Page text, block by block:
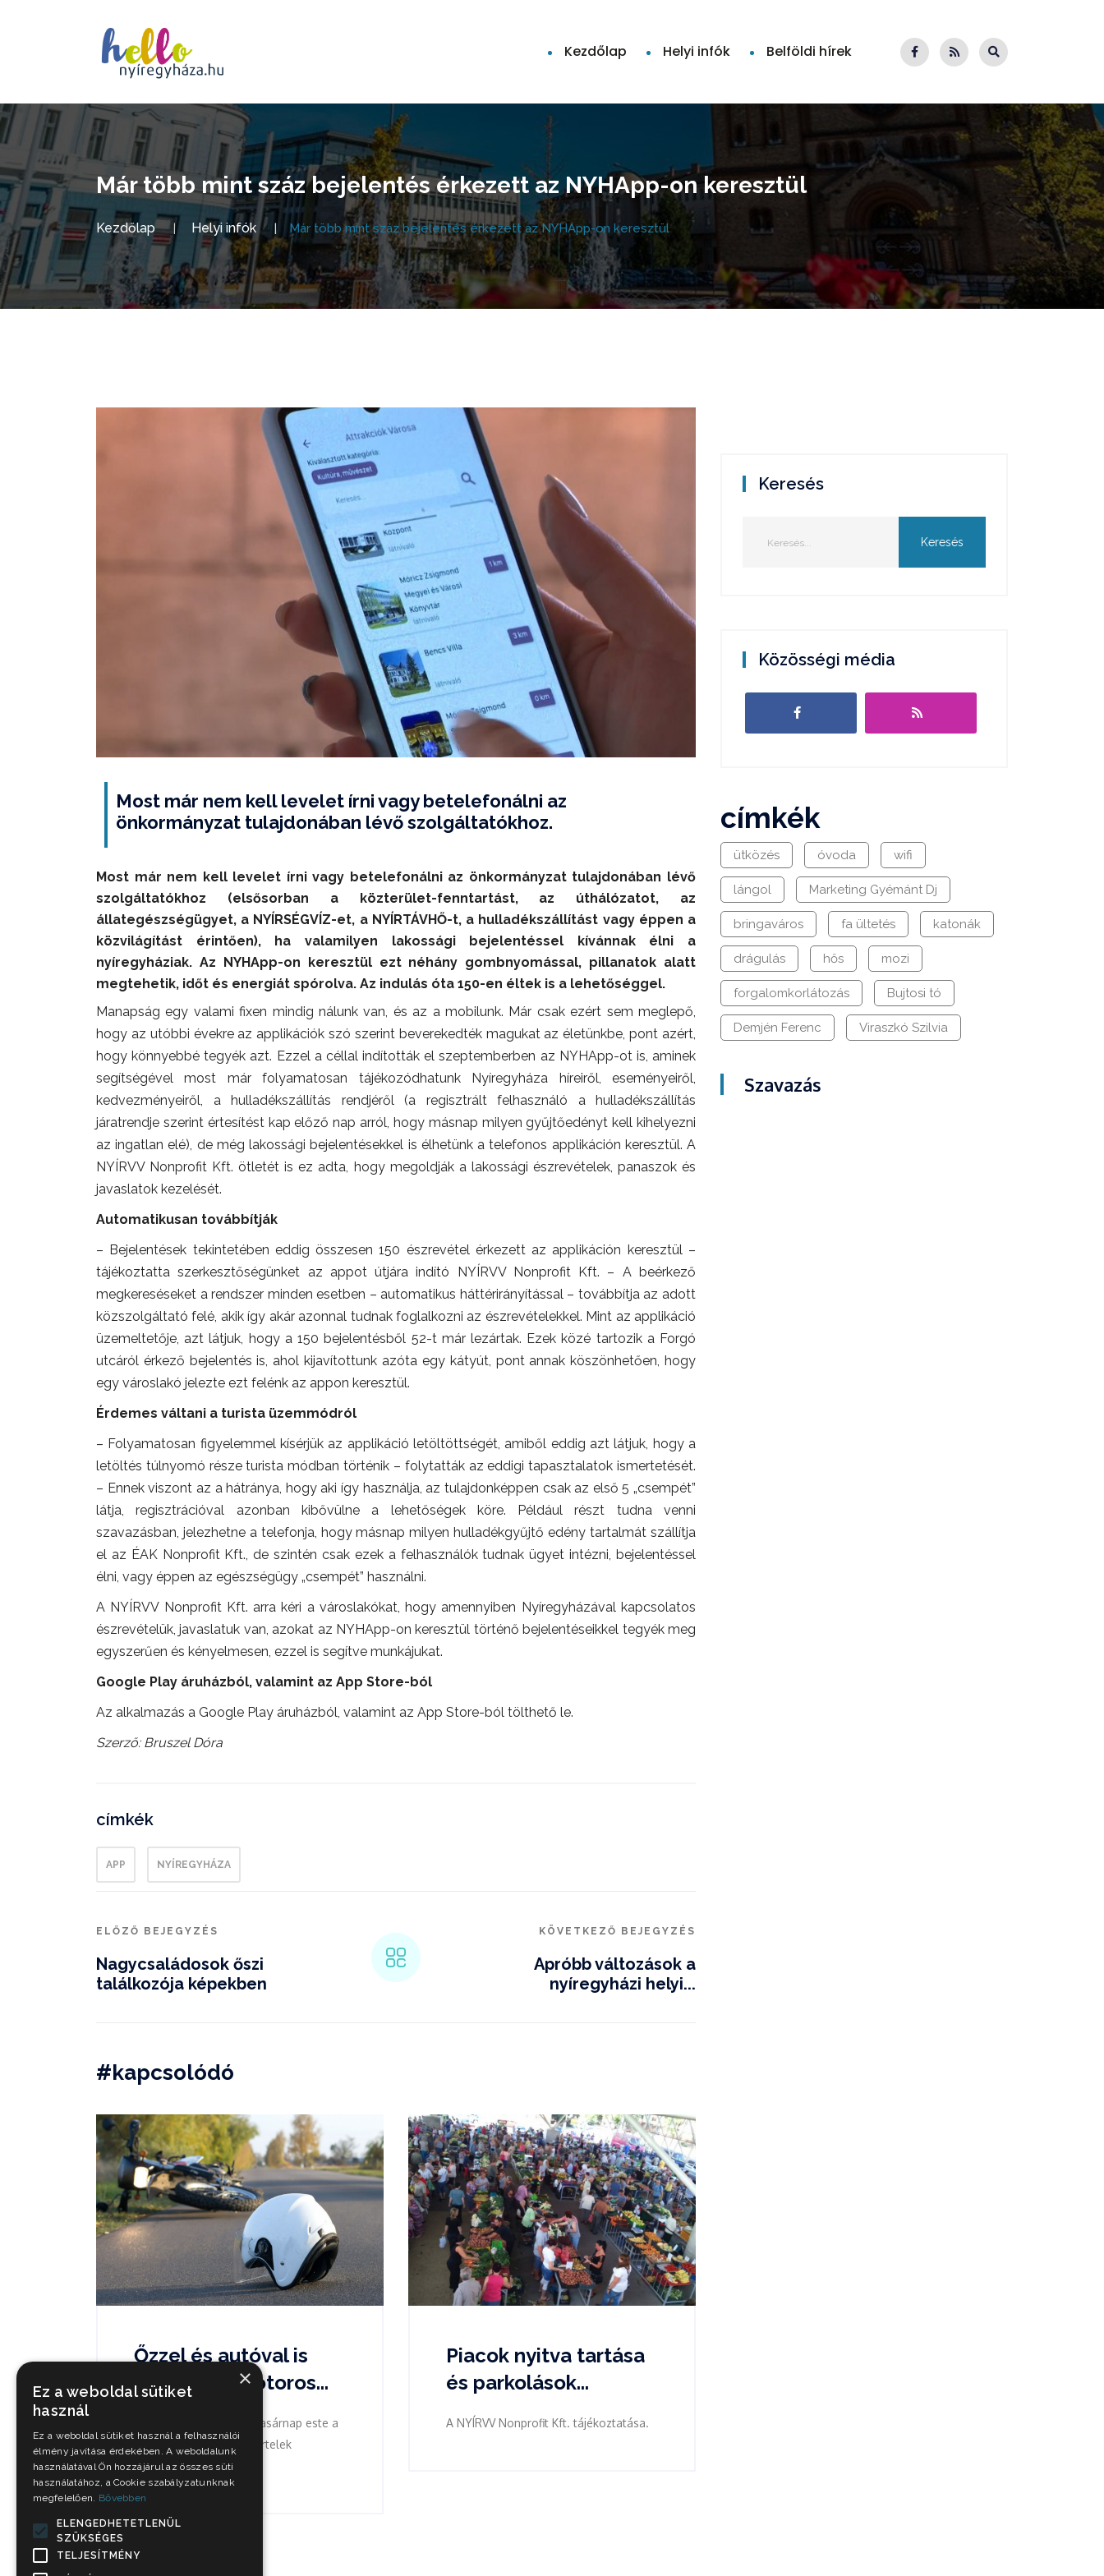
Kezdőlap Helyi infók Belföldi hírek
Már több mint száz bejelentés érkezett az NYHApp-on keresztül
Kezdőlap Helyi infók Már több mint száz bejelentés érkezett az NYHApp-on keresztül
Most már nem kell levelet írni vagy betelefonálni az
önkormányzat tulajdonában lévő szolgáltatókhoz.
Most már nem kell levelet írni vagy betelefonálni az önkormányzat tulajdonában lévő
szolgáltatókhoz (elsősorban a közterület-fenntartást, az úthálózatot, az
állategészségügyet, a NYÍRSÉGVÍZ-et, a NYÍRTÁVHŐ-t, a hulladékszállítást vagy éppen a
közvilágítást érintően), ha valamilyen lakossági bejelentéssel kívánnak élni a
nyíregyháziak. Az NYHApp-on keresztül ezt néhány gombnyomással, pillanatok alatt
megtehetik, időt és energiát spórolva. Az indulás óta 150-en éltek is a lehetőséggel.
Manapság egy valami fixen mindig nálunk van, és az a mobilunk. Már csak ezért sem meglepő,
hogy az utóbbi évekre az applikációk szó szerint beverekedték magukat az életünkbe, pont azért,
hogy könnyebbé tegyék azt. Ezzel a céllal indították el szeptemberben az NYHApp-ot is, aminek
segítségével most már folyamatosan tájékozódhatunk Nyíregyháza híreiről, eseményeiről,
kedvezményeiről, a hulladékszállítás rendjéről (a regisztrált felhasználó a hulladékszállítás
járatrendje szerint értesítést kap előző nap arról, hogy másnap milyen gyűjtőedényt kell kihelyezni
az ingatlan elé), de még lakossági bejelentésekkel is élhetünk a telefonos applikáción keresztül. A
NYÍRVV Nonprofit Kft. ötletét is ez adta, hogy megoldják a lakossági észrevételek, panaszok és
javaslatok kezelését.
Automatikusan továbbítják
– Bejelentések tekintetében eddig összesen 150 észrevétel érkezett az applikáción keresztül –
tájékoztatta szerkesztőségünket az appot útjára indító NYÍRVV Nonprofit Kft. – A beérkező
megkereséseket a rendszer minden esetben – automatikus háttérirányítással – továbbítja az adott
közszolgáltató felé, akik így akár azonnal tudnak foglalkozni az észrevételekkel. Mint az applikáció
üzemeltetője, azt látjuk, hogy a 150 bejelentésből 52-t már lezártak. Ezek közé tartozik a Forgó
utcáról érkező bejelentés is, ahol kijavítottunk azóta egy kátyút, pont annak köszönhetően, hogy
egy városlakó jelezte ezt felénk az appon keresztül.
Érdemes váltani a turista üzemmódról
– Folyamatosan figyelemmel kísérjük az applikáció letöltöttségét, amiből eddig azt látjuk, hogy a
letöltés túlnyomó része turista módban történik – folytatták az eddigi tapasztalatok ismertetését.
– Ennek viszont az a hátránya, hogy aki így használja, az tulajdonképpen csak az első 5 „csempét”
látja, regisztrációval azonban kibővülne a lehetőségek köre. Például részt tudna venni
szavazásban, jelezhetne a telefonja, hogy másnap milyen hulladékgyűjtő edény tartalmát szállítja
el az ÉAK Nonprofit Kft., de szintén csak ezek a felhasználók tudnak ügyet intézni, bejelentéssel
élni, vagy éppen az egészségügy „csempét” használni.
A NYÍRVV Nonprofit Kft. arra kéri a városlakókat, hogy amennyiben Nyíregyházával kapcsolatos
észrevételük, javaslatuk van, azokat az NYHApp-on keresztül történő bejelentéseikkel tegyék meg
egyszerűen és kényelmesen, ezzel is segítve munkájukat.
Google Play áruházból, valamint az App Store-ból
Az alkalmazás a Google Play áruházból, valamint az App Store-ból tölthető le.
Szerző: Bruszel Dóra
címkék
APP NYÍREGYHÁZA
ELŐZŐ BEJEGYZÉS
Nagycsaládosok őszi
találkozója képekben
KÖVETKEZŐ BEJEGYZÉS
Apróbb változások a
nyíregyházi helyi...
#kapcsolódó
Őzzel és autóval is
ütközött a motoros...
Meghalt egy motoros vasárnap este a
38-as számú főúton, Nyírtelek
közelében...
Piacok nyitva tartása
és parkolások...
A NYÍRVV Nonprofit Kft. tájékoztatása.
Keresés
Közösségi média
címkék
ütközés óvoda wifi
lángol Marketing Gyémánt Dj
bringaváros fa ültetés katonák
drágulás hős mozi
forgalomkorlátozás Bujtosi tó
Demjén Ferenc Viraszkó Szilvia
Szavazás
×
Ez a weboldal sütiket
használ
Ez a weboldal sütiket használ a felhasználói
élmény javítása érdekében. A weboldalunk
használatával Ön hozzájárul az összes süti
használatához, a Cookie szabályzatunknak
megfelelően. Bővebben
ELENGEDHETETLENÜL
SZÜKSÉGES
TELJESÍTMÉNY